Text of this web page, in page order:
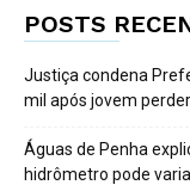
POSTS
Justiça condena
mil após jovem
Águas de Penha
hidrômetro pode